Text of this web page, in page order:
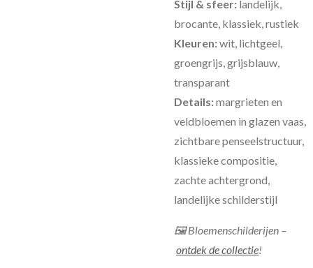
Stijl & sfeer: landelijk,
brocante, klassiek, rustiek
Kleuren:wit, lichtgeel,
groengrijs, grijsblauw,
transparant
Details:margrieten en
veldbloemen in glazen vaas,
zichtbare penseelstructuur,
klassieke compositie,
zachte achtergrond,
landelijke schilderstijl
🖼 Bloemenschilderijen –
ontdek de collectie!